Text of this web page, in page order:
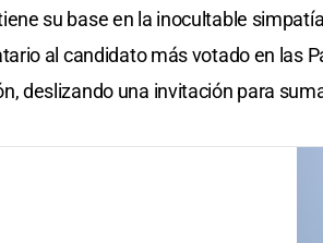
su base en la inocultable
al candidato más votado en las
deslizando una invitación para